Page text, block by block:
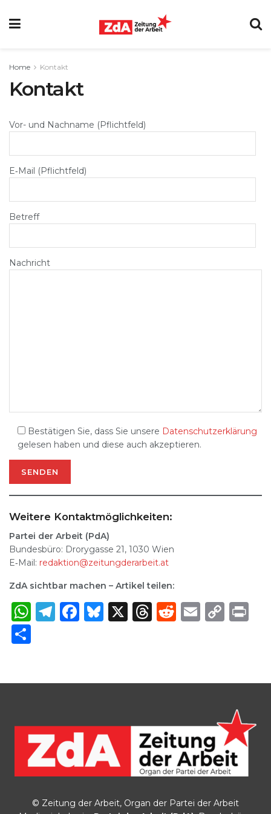
Home Kontakt
Kontakt
Vor- und Nachname (Pflichtfeld)
E‑Mail (Pflichtfeld)
Betreff
Nachricht
Bestätigen Sie, dass Sie unsere Datenschutzerklärung
gelesen haben und diese auch akzeptieren.
Weitere Kontaktmöglichkeiten:
Partei der Arbeit (PdA)
Bundesbüro: Drorygasse 21, 1030 Wien
E‑Mail: redaktion@zeitungderarbeit.at
ZdA sichtbar machen – Artikel teilen:
WhatsApp
Telegram
Facebook
Bluesky
X Threads
Reddit
Email
© Zeitung der Arbeit, Organ der Partei der Arbeit